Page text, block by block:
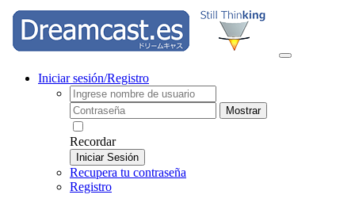
Iniciar sesión/Registro
Mostrar
Recordar
Iniciar Sesión
Recupera tu contraseña
Registro